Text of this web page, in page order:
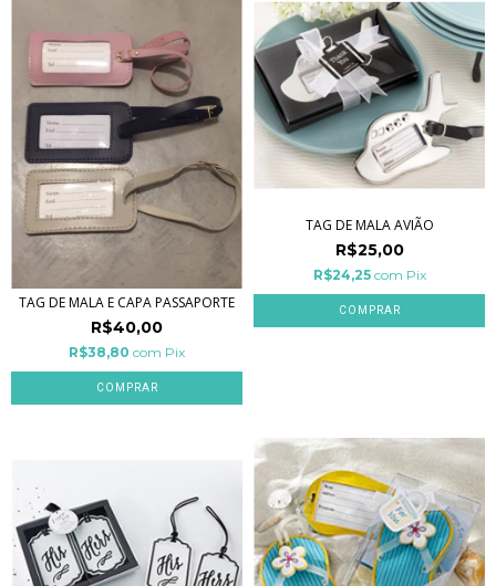
TAG DE MALA E CAPA PASSAPORTE
R$40,00
R$38,80 com Pix
TAG DE MALA AVIÃO
R$25,00
R$24,25 com Pix